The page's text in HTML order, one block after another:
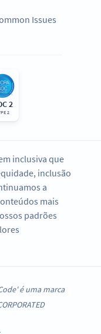
Issues
2
2
inclusiva que
inclusão
a
mais
padrões
é uma marca